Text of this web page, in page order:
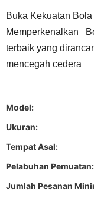
Buka Kekuatan
Memperkenalkan
terbaik yang
mencegah cedera
Model:
Ukuran:
Tempat Asal:
Pelabuhan Pemuatan:
Jumlah Pesanan